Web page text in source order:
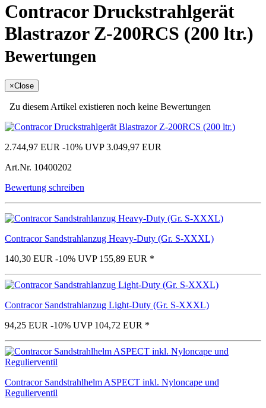
Contracor Druckstrahlgerät
Blastrazor Z-200RCS (200 ltr.)
Bewertungen
×Close
Zu diesem Artikel existieren noch keine Bewertungen
2.744,97 EUR -10% UVP 3.049,97 EUR
Art.Nr. 10400202
Bewertung schreiben
Contracor Sandstrahlanzug Heavy-Duty (Gr. S-XXXL)
140,30 EUR -10% UVP 155,89 EUR *
Contracor Sandstrahlanzug Light-Duty (Gr. S-XXXL)
94,25 EUR -10% UVP 104,72 EUR *
Contracor Sandstrahlhelm ASPECT inkl. Nyloncape und
Regulierventil